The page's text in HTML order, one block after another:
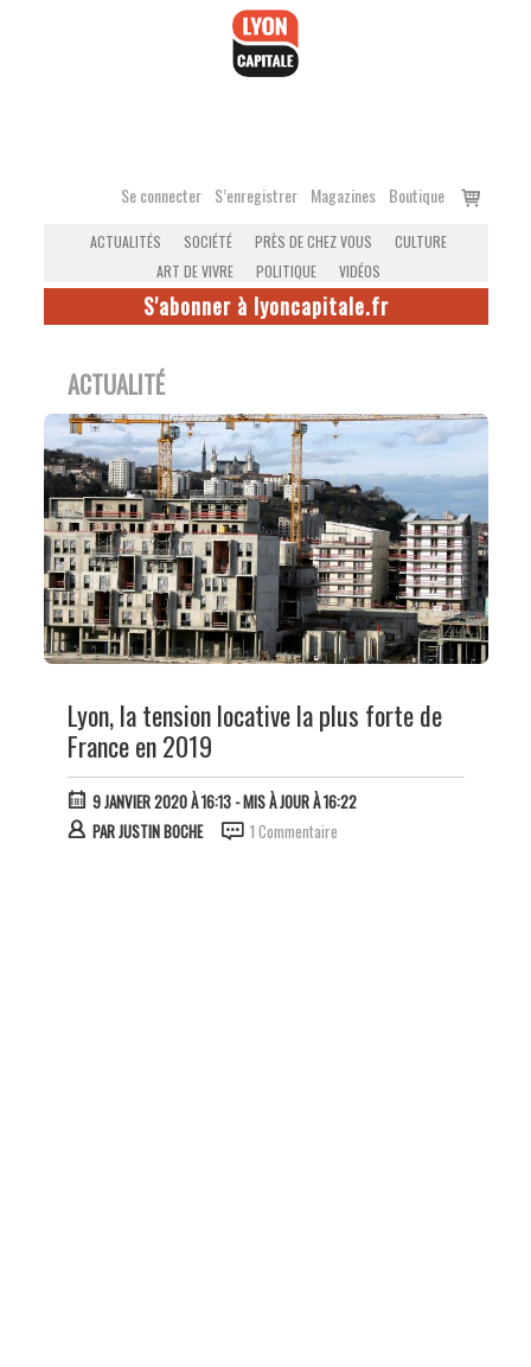
Se connecter S’enregistrer Magazines Boutique
Voir
ACTUALITÉS SOCIÉTÉ PRÈS DE CHEZ VOUS
CULTURE
ART DE VIVRE
POLITIQUE VIDÉOS
S'abonner à lyoncapitale.fr
ACTUALITÉ
Lyon, la tension locative la plus forte de
France en 2019
9 JANVIER 2020 À 16:13- MIS À JOUR À 16:22
PARJUSTIN BOCHE 1 Commentaire